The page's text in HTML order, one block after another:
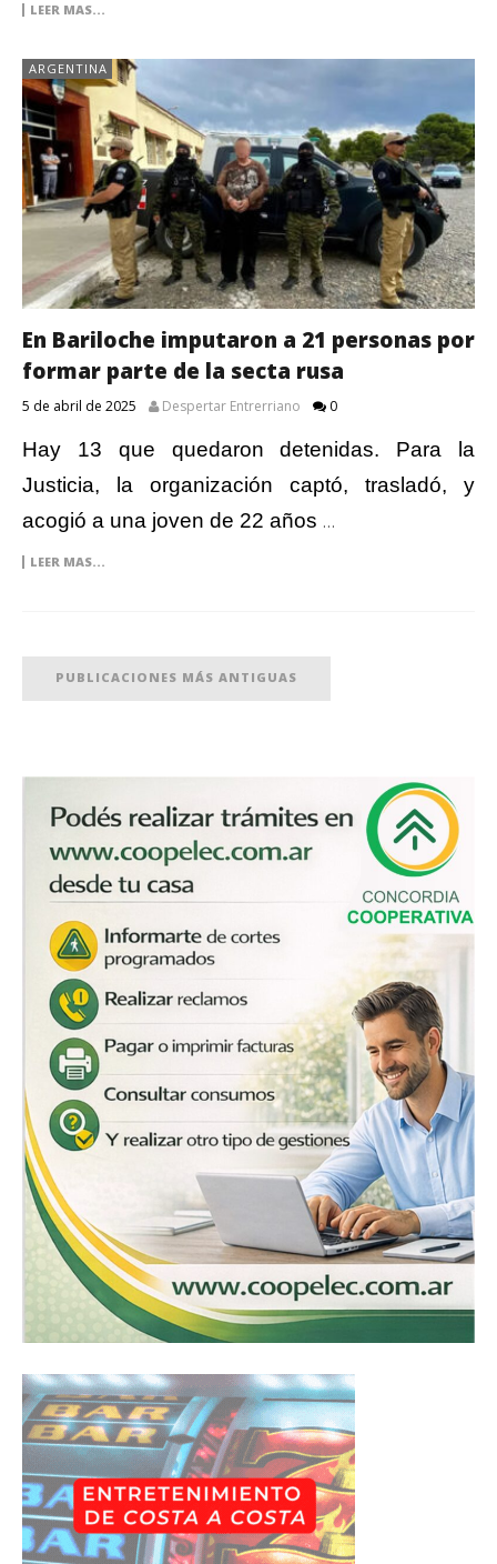
LEER MAS...
ARGENTINA
En Bariloche imputaron a 21 personas por
formar parte de la secta rusa
5 de abril de 2025 Despertar Entrerriano 0
Hay 13 que quedaron detenidas. Para la
Justicia, la organización captó, trasladó, y
acogió a una joven de 22 años …
LEER MAS...
PUBLICACIONES MÁS ANTIGUAS